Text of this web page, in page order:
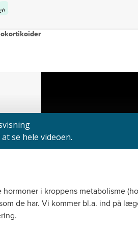
i kroppens metabolisme
de har. Vi kommer bl.a. ind på